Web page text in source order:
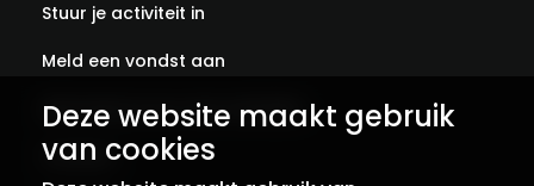
Deze website maakt gebruik
van cookies
Stuur je activiteit in
Meld een vondst aan
Abonneer je op onze verhalen
Contact